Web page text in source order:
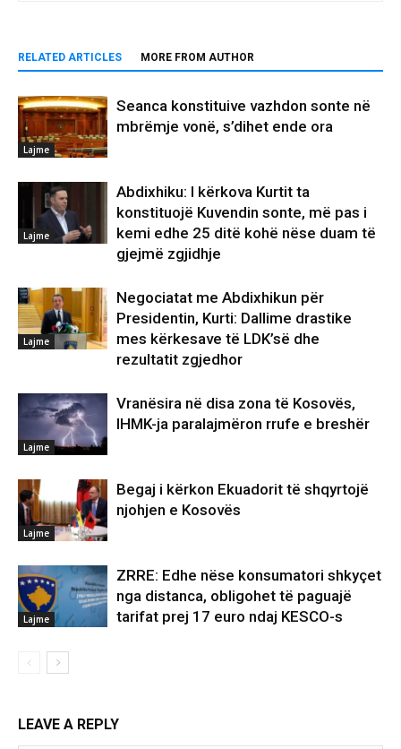
RELATED ARTICLES MORE FROM AUTHOR
Lajme
Seanca konstituive vazhdon sonte në
mbrëmje vonë, s’dihet ende ora
Lajme
Abdixhiku: I kërkova Kurtit ta
konstituojë Kuvendin sonte, më pas i
kemi edhe 25 ditë kohë nëse duam të
gjejmë zgjidhje
Lajme
Negociatat me Abdixhikun për
Presidentin, Kurti: Dallime drastike
mes kërkesave të LDK’së dhe
rezultatit zgjedhor
Lajme
Vranësira në disa zona të Kosovës,
IHMK-ja paralajmëron rrufe e breshër
Lajme
Begaj i kërkon Ekuadorit të shqyrtojë
njohjen e Kosovës
Lajme
ZRRE: Edhe nëse konsumatori shkyçet
nga distanca, obligohet të paguajë
tarifat prej 17 euro ndaj KESCO-s
LEAVE A REPLY